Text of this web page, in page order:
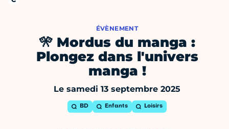
ÉVÈNEMENT
🎌 Mordus du manga :
Plongez dans l'univers
manga !
Le samedi 13 septembre 2025
BD Enfants Loisirs